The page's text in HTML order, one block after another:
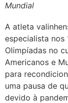
Mundial
A atleta
especialista nos
Olimpíadas no
Americanos e
para
uma pausa de
devido à